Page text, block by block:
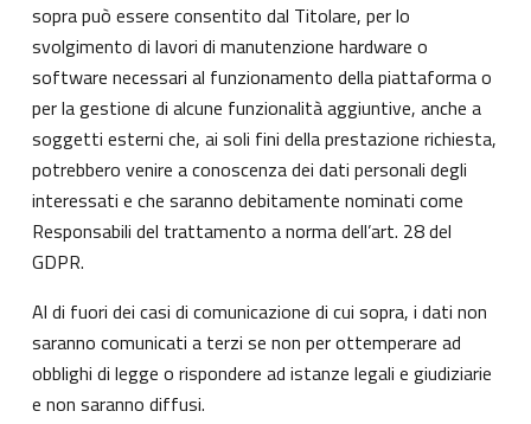
sopra può essere consentito dal Titolare, per lo
svolgimento di lavori di manutenzione hardware o
software necessari al funzionamento della piattaforma o
per la gestione di alcune funzionalità aggiuntive, anche a
soggetti esterni che, ai soli fini della prestazione richiesta,
potrebbero venire a conoscenza dei dati personali degli
interessati e che saranno debitamente nominati come
Responsabili del trattamento a norma dell’art. 28 del
GDPR.
Al di fuori dei casi di comunicazione di cui sopra, i dati non
saranno comunicati a terzi se non per ottemperare ad
obblighi di legge o rispondere ad istanze legali e giudiziarie
e non saranno diffusi.